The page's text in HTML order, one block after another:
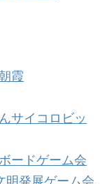
霞
サイコロビッ
ードゲーム会
明発展ゲーム会